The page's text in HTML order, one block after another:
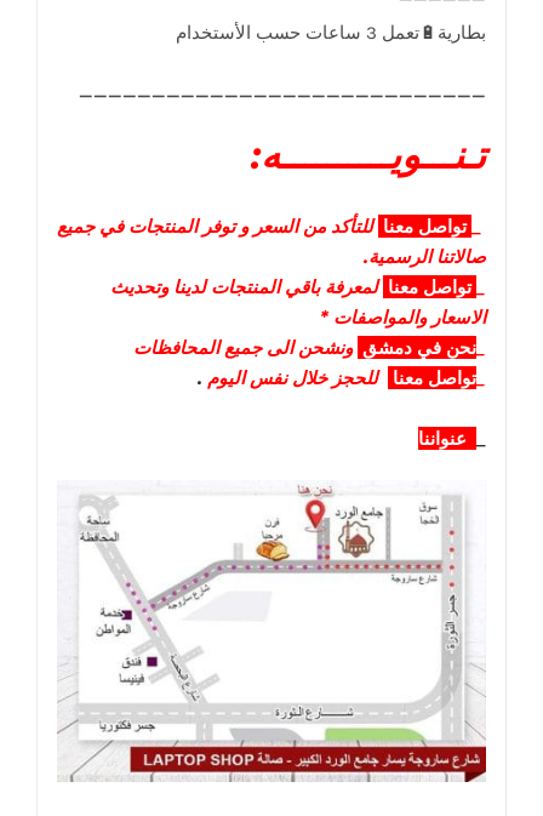
____________________________
تـنـــويــــــــــه:
تواصل معنا للتأكد من السعر و توفر المنتجات في جميع
صالاتنا الرسمية.
تواصل معنا لمعرفة باقي المنتجات لدينا وتحديث
الاسعار والمواصفات *
نحن في دمشق ونشحن الى جميع المحافظات
تواصل معنا للحجز خلال نفس اليوم .
عنواننا